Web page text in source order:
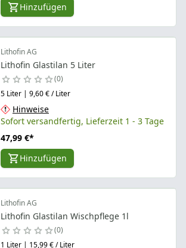
Hinzufügen
Lithofin AG
Lithofin Glastilan 5 Liter
0
5 Liter | 9,60 € / Liter
Hinweise
Sofort versandfertig, Lieferzeit 1 - 3 Tage
47,99 €*
Hinzufügen
Lithofin AG
Lithofin Glastilan Wischpflege 1l
0
1 Liter | 15,99 € / Liter